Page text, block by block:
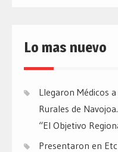
Lo mas nuevo
Llegaron Médicos
Rurales de
“El Objetivo
Presentaron en